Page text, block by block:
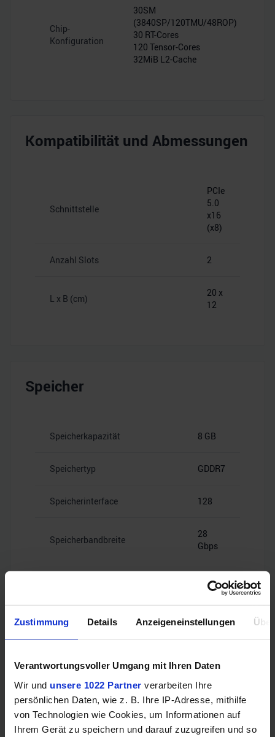
Zustimmung Details Anzeigeneinstellungen
Verantwortungsvoller Umgang mit Ihren Daten
Wir und unsere 1022 Partner verarbeiten Ihre
persönlichen Daten, wie z. B. Ihre IP-Adresse, mithilfe
von Technologien wie Cookies, um Informationen auf
Ihrem Gerät zu speichern und darauf zuzugreifen und so
Chip-
Konfiguration
30SM
(3840SP/120TMU/48ROP)
30 RT-Cores
120 Tensor-Cores
32MiB L2-Cache
Kompatibilität und Abmessungen
Schnittstelle
PCIe
5.0
x16
(x8)
Anzahl Slots 2
L x B (cm)
20 x
12
Speicher
Speicherkapazität 8 GB
Speichertyp GDDR7
Speicherinterface 128
Speicherbandbreite
28
Gbps
Videoanschlüsse
HDMI
2.1b
DisplayPort
3x
DisplayPort